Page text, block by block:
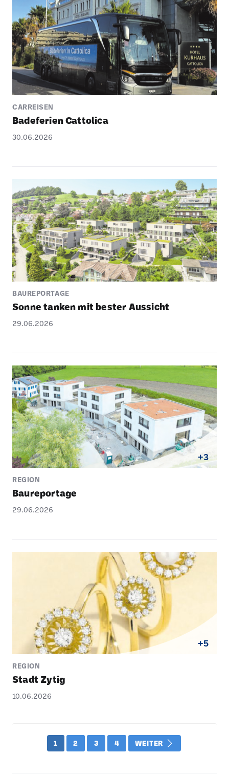
CARREISEN
Bade­fe­rien Catto­lica
30.06.2026
BAUREPORTAGE
Sonne tanken mit bester Aussicht
29.06.2026
+3
REGION
Baure­por­tage
29.06.2026
+5
REGION
Stadt Zytig
10.06.2026
1 2 3 4 WEITER